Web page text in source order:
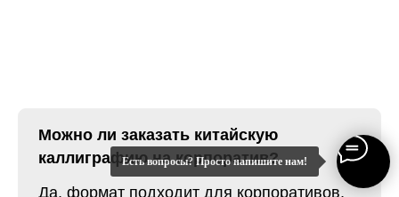
Есть вопросы? Просто напишите нам!
Можно ли заказать китайскую
каллиграфию на корпоратив?
Да, формат подходит для корпоративов,